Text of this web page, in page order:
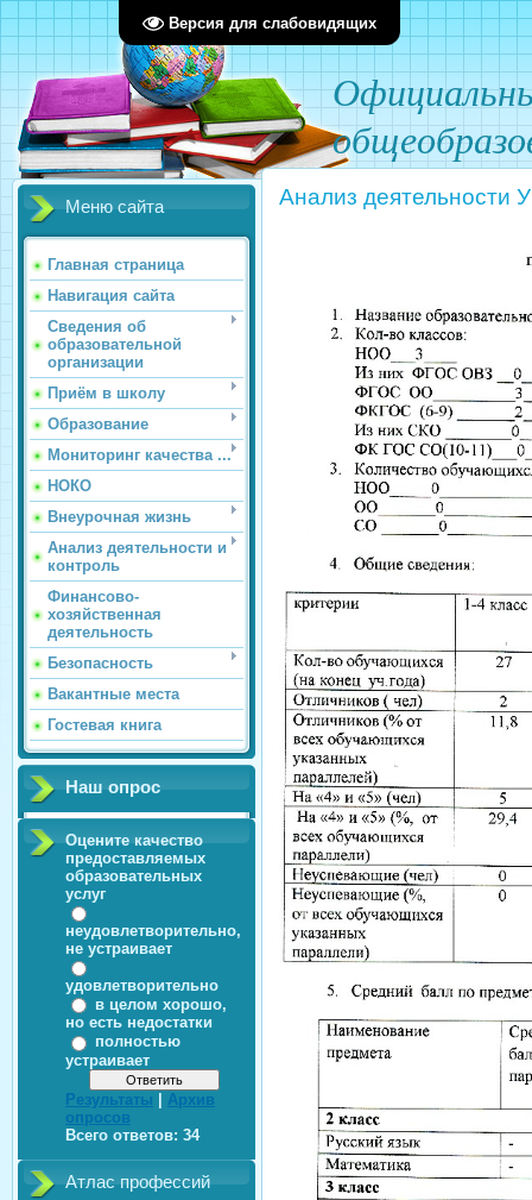
Версия для слабовидящих
Официал
Меню сайта
Главная страница
Навигация сайта
Сведения об
образовательной
организации
Приём в школу
Образование
Мониторинг качества ...
НОКО
Внеурочная жизнь
Анализ деятельности и
контроль
Финансово-
хозяйственная
деятельность
Безопасность
Вакантные места
Гостевая книга
Наш опрос
Оцените качество
предоставляемых
образовательных
услуг
неудовлетворительно,
не устраивает
удовлетворительно
в целом хорошо,
но есть недостатки
полностью
устраивает
Результаты
Архив
опросов
Всего ответов: 34
Атлас профессий
Анализ деятельности